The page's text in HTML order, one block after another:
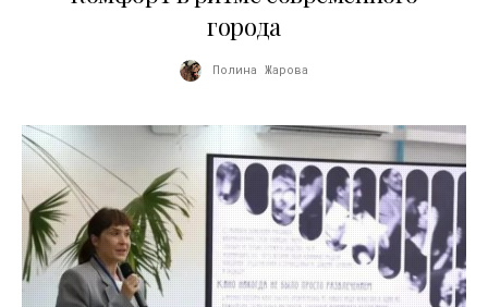
города
Полина Жарова